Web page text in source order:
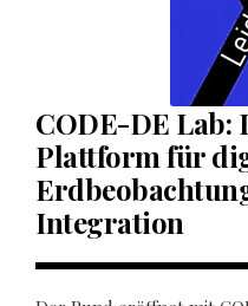
CODE-DE Lab:
Plattform für
Integration